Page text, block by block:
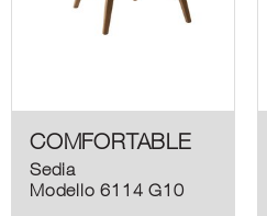
COMFORTABLE
Sedia
Modello 6114 G10